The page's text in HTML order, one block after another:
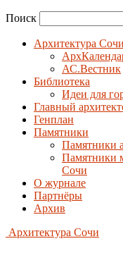
Поиск
Архитектура Сочи
АС.Вестник
Библиотека
Идеи для
Главный
Генплан
Памятники
Памятники
Памятники
Сочи
О журнале
Партнёры
Архив
Архитектура Сочи